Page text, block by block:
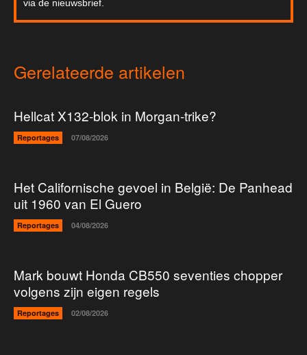
via de nieuwsbrief.
Gerelateerde artikelen
Hellcat X132-blok in Morgan-trike?
Reportages 07/08/2026
Het Californische gevoel in België: De Panhead
uit 1960 van El Guero
Reportages 04/08/2026
Mark bouwt Honda CB550 seventies chopper
volgens zijn eigen regels
Reportages 02/08/2026